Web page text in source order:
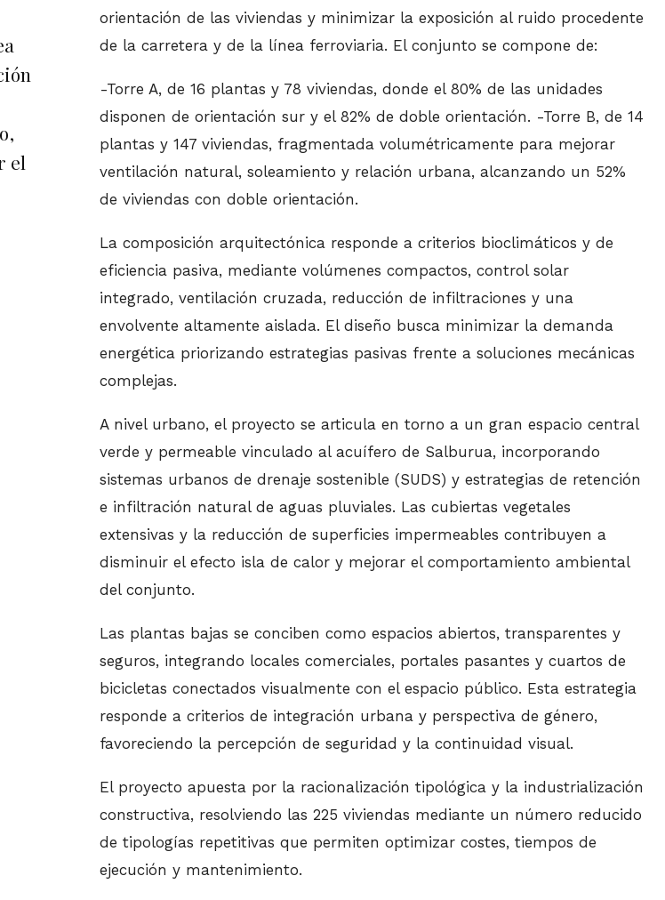
el
orientación de las viviendas y minimizar la exposición al ruido procedente
de la carretera y de la línea ferroviaria. El conjunto se compone de:
-Torre A, de 16 plantas y 78 viviendas, donde el 80% de las unidades
disponen de orientación sur y el 82% de doble orientación. -Torre B, de 14
plantas y 147 viviendas, fragmentada volumétricamente para mejorar
ventilación natural, soleamiento y relación urbana, alcanzando un 52%
de viviendas con doble orientación.
La composición arquitectónica responde a criterios bioclimáticos y de
eficiencia pasiva, mediante volúmenes compactos, control solar
integrado, ventilación cruzada, reducción de infiltraciones y una
envolvente altamente aislada. El diseño busca minimizar la demanda
energética priorizando estrategias pasivas frente a soluciones mecánicas
complejas.
A nivel urbano, el proyecto se articula en torno a un gran espacio central
verde y permeable vinculado al acuífero de Salburua, incorporando
sistemas urbanos de drenaje sostenible (SUDS) y estrategias de retención
e infiltración natural de aguas pluviales. Las cubiertas vegetales
extensivas y la reducción de superficies impermeables contribuyen a
disminuir el efecto isla de calor y mejorar el comportamiento ambiental
del conjunto.
Las plantas bajas se conciben como espacios abiertos, transparentes y
seguros, integrando locales comerciales, portales pasantes y cuartos de
bicicletas conectados visualmente con el espacio público. Esta estrategia
responde a criterios de integración urbana y perspectiva de género,
favoreciendo la percepción de seguridad y la continuidad visual.
El proyecto apuesta por la racionalización tipológica y la industrialización
constructiva, resolviendo las 225 viviendas mediante un número reducido
de tipologías repetitivas que permiten optimizar costes, tiempos de
ejecución y mantenimiento.